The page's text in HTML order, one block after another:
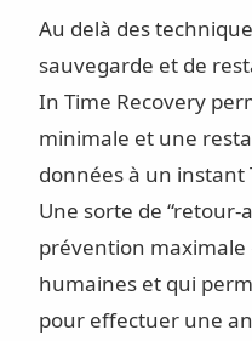
Au delà des
sauvegarde et de
In Time Recovery
minimale et une
données à un instant
Une sorte de
prévention
humaines et qui
pour effectuer une